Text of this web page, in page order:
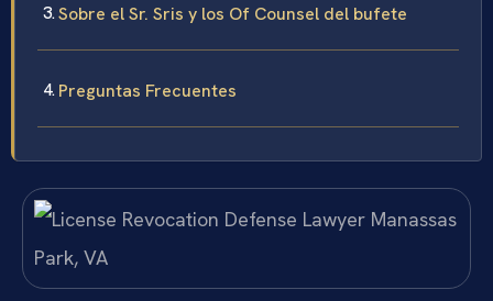
Sobre el Sr. Sris y los Of Counsel del bufete
Preguntas Frecuentes